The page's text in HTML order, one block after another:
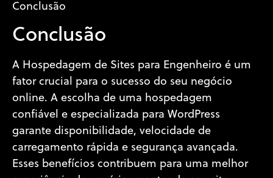
Conclusão
Conclusão
A Hospedagem de Sites para Engenheiro é um
fator crucial para o sucesso do seu negócio
online. A escolha de uma hospedagem
confiável e especializada para WordPress
garante disponibilidade, velocidade de
carregamento rápida e segurança avançada.
Esses benefícios contribuem para uma melhor